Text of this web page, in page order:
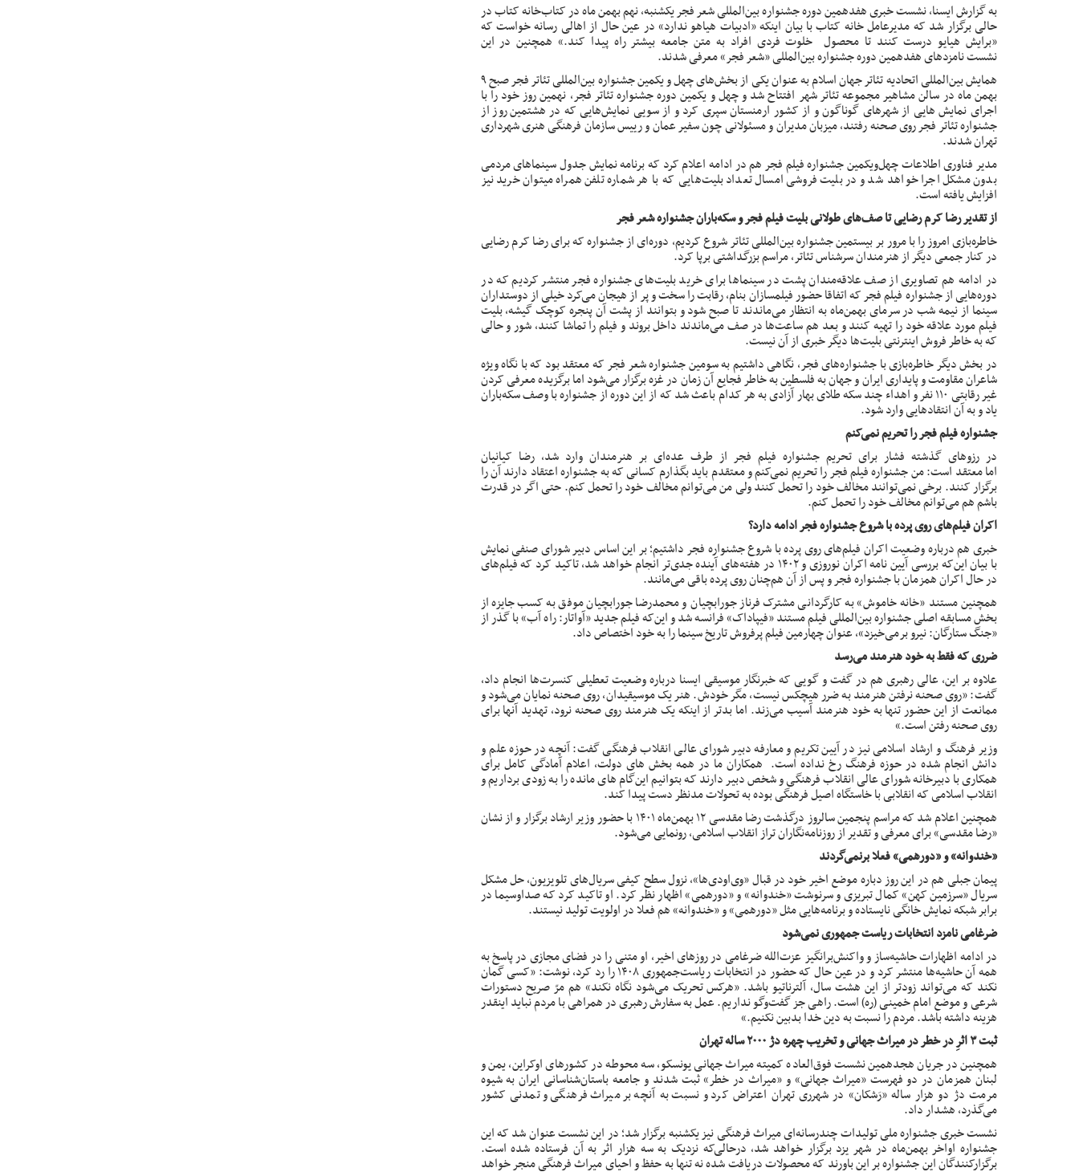
به گزارش ایسنا،نشست خبریهفدهمین دوره جشنواره بین‌المللی شعر فجر یکشنبه، نهم بهمن ماه در کتاب‌خانه کتاب در
حالی برگزار شد که مدیرعامل خانه کتاب با بیان اینکه «ادبیات هیاهو ندارد» در عین حال از اهالی رسانه خواست که
«برایش هیایو درست کنند تا محصول خلوت فردی افراد به متن جامعه بیشتر راه‌ پیدا کند.» همچنین در این
نشست نامزدهای هفدهمین دوره جشنواره بین‌المللی «شعر فجر»معرفیشدند.
همایش بین‌المللی اتحادیه تئاتر جهان اسلام به عنوان یکی از بخش‌های چهل و یکمین جشنواره بین‌المللی تئاتر فجر صبح ۹
بهمن ماه در سالن مشاهیر مجموعه تئاتر شهر افتتاحشد و چهل و یکمین دوره جشنواره تئاتر فجر، نهمینروز خود را با
اجرای نمایش هایی از شهرهای گوناگون و از کشور ارمنستان سپری کرد و از سویی نمایش‌هایی که درهشتمینروز از
جشنواره تئاتر فجر روی صحنه رفتند، میزبان مدیران و مسئولانی چون سفیر عمان و رییس سازمان فرهنگی هنری شهرداری
تهران شدند.
مدیر فناوری اطلاعات چهل‌ویکمین جشنواره فیلم فجر هم در ادامهاعلامکرد که برنامه نمایش جدول سینماهای مردمی
بدون مشکل اجرا خواهد شد و در بلیت فروشی امسال تعداد بلیت‌هایی که با هر شماره تلفن همراه میتوان خرید نیز
افزایش یافته است.
از تقدیر رضا کرم رضایی تا صف‌های طولانی بلیت فیلم فجر و سکه‌باران جشنواره شعر فجر
خاطره‌بازی امروز را با مرور بربیستمین جشنواره بین‌المللی تئاترشروع کردیم، دوره‌ای از جشنواره که برای رضا کرم رضایی
در کنار جمعی دیگر از هنرمندان سرشناس تئاتر، مراسم بزرگداشتی برپا کرد.
در ادامه همتصاویریاز صف علاقه‌مندان پشت در سینماها برای خرید بلیت‌های جشنواره فجر منتشر کردیم که در
دوره‌هایی از جشنواره فیلم فجر که اتفاقا حضور فیلمسازان بنام، رقابت را سخت و پر از هیجان می‌کرد خیلی از دوستداران
سینما از نیمه شب در سرمای بهمن‌ماه به انتظار می‌ماندند تا صبح شود و بتوانند از پشت آن پنجره کوچک گیشه، بلیت
فیلم‌ مورد علاقه خود را تهیه‌ کنند و بعد هم ساعت‌ها در صف می‌ماندند داخل بروند و فیلم را تماشا کنند، شور و حالی
که به خاطر فروش اینترنتی بلیت‌ها دیگر خبری از آن نیست.
در بخش دیگر خاطره‌بازی با جشنواره‌های فجر، نگاهی داشتیم بهسومین جشنواره شعر فجرکه معتقد بود که با نگاه ویژه
شاعران مقاومت و پایداری ایران و جهان به فلسطین به خاطر فجایع آن زمان در غزه برگزار می‌شود اما برگزیده معرفی کردن
غیر رقابتی ۱۱۰ نفر و اهداء چند سکه طلای بهار آزادی به هر کدام باعث شد که از این دوره از جشنواره با وصف سکه‌باران
یاد و به آن انتقادهایی وارد شود.
جشنواره فیلم فجر را تحریم نمی‌کنم
در رزوهای گذشته فشار برای تحریم جشنواره فیلم فجر از طرف عده‌ای بر هنرمندان وارد شد، رضا کیانیان
امامعتقد است: من جشنواره فیلم فجر را تحریم نمی‌کنم و معتقدم باید بگذارم کسانی که به جشنواره اعتقاد دارند آن را
برگزار کنند. برخی نمی‌توانند مخالف خود را تحمل کنند ولی من می‌توانم مخالف خود را تحمل کنم. حتی اگر در قدرت
باشم هم می‌توانم مخالف خود را تحمل کنم.
اکران فیلم‌های روی پرده با شروع جشنواره فجر ادامه دارد؟
خبری هم دربارهوضعیتاکران فیلم‌های روی پرده با شروع جشنواره فجر داشتیم؛ بر این اساس دبیر شورای صنفی نمایش
با بیان این‌که بررسی آیین نامه اکران نوروزی و ۱۴۰۲ در هفته‌های آینده جدی‌تر انجام خواهد شد، تاکید کرد که فیلم‌های
در حال اکران همزمان با جشنواره فجر و پس از آن هم‌چنان روی پرده باقی می‌مانند.
همچنین مستند «خانه خاموش» به کارگردانی مشترک فرناز جورابچیان و محمدرضا جورابچیان موفق به کسب جایزه از
بخش مسابقه اصلی جشنواره بین‌المللی فیلم مستند «فیپاداک» فرانسه شد و این‌که فیلم جدید «آواتار: راه آب» با گذر از
«جنگ ستارگان: نیرو برمی‌خیزد»، عنوان چهارمین فیلم پرفروش تاریخ سینما را به خوداختصاصداد.
ضرری که فقط به خود هنرمند می‌رسد
علاوه بر این، عالی رهبری هم در گفت و گویی که خبرنگار موسیقی ایسنا دربارهوضعیتتعطیلی کنسرت‌ها انجام داد،
گفت: «روی صحنه نرفتن هنرمند به ضرر هیچکس نیست، مگر خودش. هنر یک موسیقیدان، روی صحنه نمایان می‌شود و
ممانعت از این حضور تنها به خود هنرمند آسیب می‌زند. اما بدتر از اینکه یک هنرمند روی صحنه نرود، تهدید آنها برای
روی صحنه رفتن است.»
وزیر فرهنگ و ارشاد اسلامینیز در آیین تکریم و معارفه دبیر شورای عالی انقلاب فرهنگی گفت: آنچه در حوزه علم و
دانش انجام شده در حوزه فرهنگ رخ نداده است. همکاران ما در همه بخش های دولت، اعلام آمادگی کامل برای
همکاری با دبیرخانه شورای عالی انقلاب فرهنگی و شخص دبیر دارند که بتوانیم این‌گام های مانده را به زودی برداریم و
انقلاب اسلامی‌ که‌ انقلابی با خاستگاه اصیل فرهنگی بوده به تحولات مدنظر دست پیدا کند.
همچنیناعلام شد که مراسم پنجمین سالروز درگذشت رضا مقدسی ۱۲ بهمن‌ماه ۱۴۰۱ با حضور وزیر ارشاد برگزار و از نشان
«رضا مقدسی» برای معرفی و تقدیر از روزنامه‌نگاران تراز انقلاب اسلامی، رونمایی می‌شود.
«خندوانه» و «دورهمی» فعلا برنمی‌گردند
پیمان جبلی هم در این روز دباره موضع اخیر خود در قبال «وی‌اودی‌ها»، نزول سطح کیفی سریال‌های تلویزیون، حل مشکل
سریال «سرزمین کهن» کمال تبریزی و سرنوشت «خندوانه» و «دورهمی» اظهار نظر کرد. او تاکید کرد که صداوسیما در
برابر شبکه نمایش خانگی نایستاده و برنامه‌هایی مثل «دورهمی» و «خندوانه» هم فعلا در اولویت تولید نیستند.
ضرغامی نامزد انتخابات ریاست جمهوری نمی‌شود
در ادامه اظهارات حاشیه‌ساز و واکنش‌برانگیز عزت‌الله ضرغامیدر روزهای اخیر، او متنی را در فضای مجازی در پاسخ به
همه آن حاشیه‌ها منتشر کرد و در عین حال که حضور در انتخابات ریاست‌جمهوری ۱۴۰۸ را رد کرد، نوشت: «کسی گمان
نکند که می‌تواند زودتر از این هشت سال، آلترناتیو باشد. «هرکس تحریک می‌شود نگاه نکند» هم مرّ صریح دستورات
شرعی و موضع امام خمینی (ره) است. راهی جز گفت‌وگو نداریم. عمل به سفارش رهبری در همراهی با مردم نباید اینقدر
هزینه داشته باشد. مردم را نسبت به دین خدا بدبین نکنیم.»
ثبت ۳ اثرِ در خطر در میراث جهانی و تخریب چهره دژ ۲۰۰۰ ساله تهران
همچنین در جریان هجدهمین نشست فوق‌العاده کمیته میراث جهانی یونسکو، سه محوطه در کشورهای اوکراین، یمن و
لبنان همزمان در دو فهرست «میراث جهانی» و «میراث در خطر»ثبتشدند و جامعه باستان‌شناسانی ایران به شیوه
مرمت دژ دو هزار ساله «رَشکان» در شهرری تهران اعتراضکرد و نسبت به آنچه بر میراث فرهنگی و تمدنی کشور
می‌گذرد، هشدار داد.
نشست خبری جشنواره ملی تولیدات چندرسانه‌ای میراث فرهنگی نیز یکشنبهبرگزارشد؛ در این نشست عنوان شد که این
جشنواره اواخر بهمن‌ماه در شهر یزد برگزار خواهد شد، درحالی‌که نزدیک به سه هزار اثر به آن فرستاده شده است.
برگزارکنندگان این جشنواره بر این باورند که محصولات دریافت شده نه تنها به حفظ و احیای میراث فرهنگی منجر خواهد